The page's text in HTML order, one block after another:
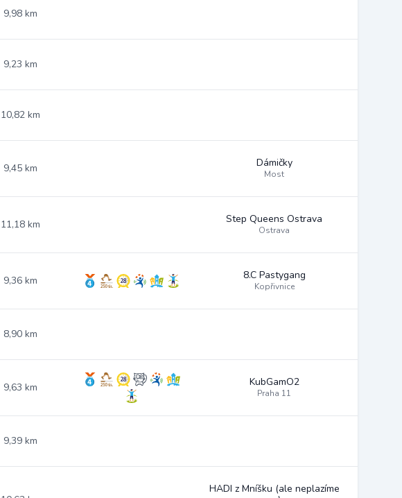
9,98 km
9,23 km
10,82 km
9,45 km Dámičky
Most
11,18 km Step Queens Ostrava
Ostrava
9,36 km 8.C Pastygang
Kopřivnice
8,90 km
9,63 km KubGamO2
Praha 11
9,39 km
HADI z Mníšku (ale neplazíme